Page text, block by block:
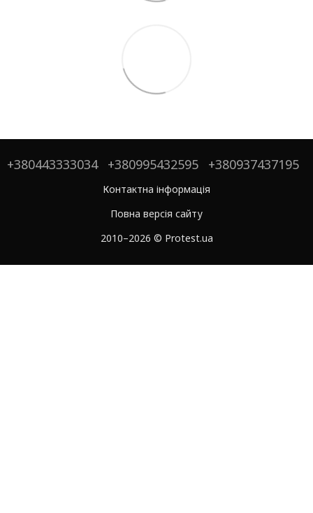
+380443333034 +380995432595 +380937437195
Контактна інформація
Повна версія сайту
2010–2026 © Protest.ua